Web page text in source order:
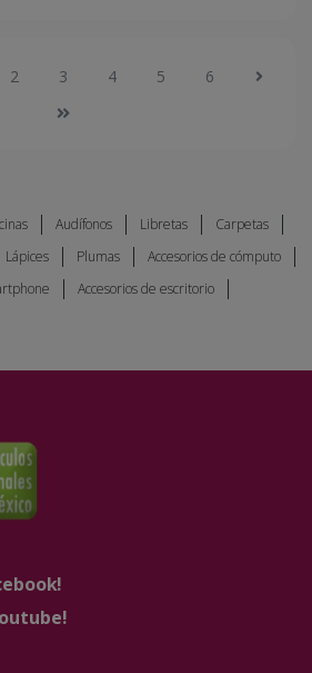
2 3 4 5 6
Audífonos Libretas
Carpetas
Lápices Plumas
Accesorios de cómputo
Accesorios de escritorio